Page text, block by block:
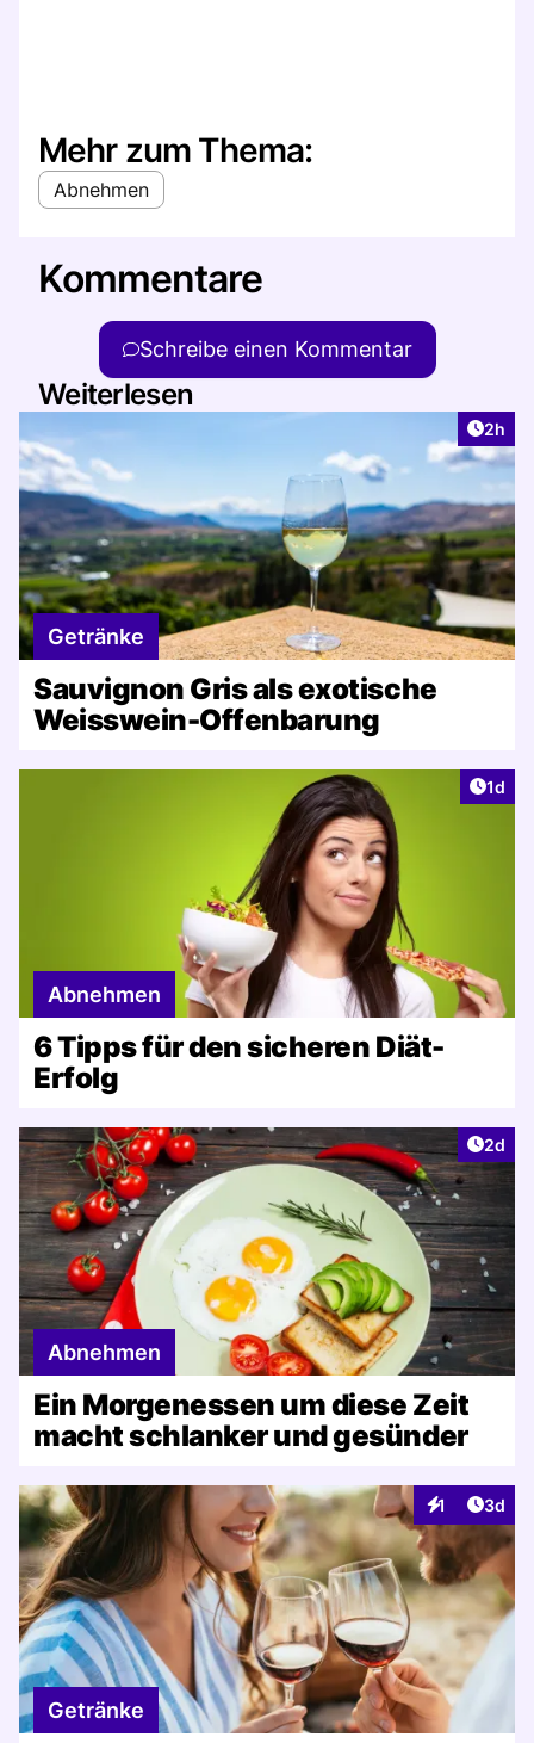
Mehr zum Thema:
Abnehmen
Kommentare
Schreibe einen Kommentar
Weiterlesen
2h
Getränke
Sauvignon Gris als exotische
Weisswein-Offenbarung
1d
Abnehmen
6 Tipps für den sicheren Diät-
Erfolg
2d
Abnehmen
Ein Morgenessen um diese Zeit
macht schlanker und gesünder
1
Interaktionen
3d
Getränke